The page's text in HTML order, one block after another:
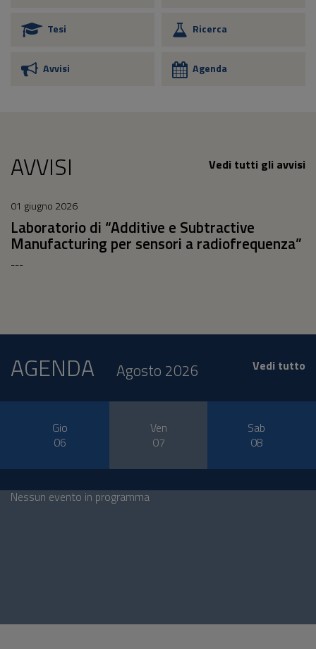
Tesi Ricerca
Avvisi Agenda
AVVISI Vedi tutti gli avvisi
01 giugno 2026
Laboratorio di “Additive e Subtractive
Manufacturing per sensori a radiofrequenza”
---
AGENDA Agosto 2026 Vedi tutto
Gio
06
Ven
07
Sab
08
Nessun evento in programma